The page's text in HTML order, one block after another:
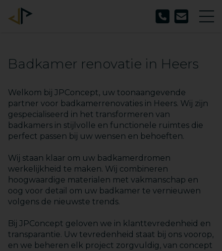
Badkamer renovatie in Heers
Welkom bij JPConcept, uw toonaangevende
partner voor badkamerrenovaties in Heers. Wij zijn
gespecialiseerd in het transformeren van
badkamers in stijlvolle en functionele ruimtes die
perfect passen bij uw wensen en behoeften.
Wij staan klaar om uw badkamerdromen
werkelijkheid te maken. Wij combineren
hoogwaardige materialen met vakmanschap en
oog voor detail om uw badkamer te vernieuwen
volgens de nieuwste trends.
Bij JPConcept geloven we in klanttevredenheid en
transparantie. Uw tevredenheid staat bij ons voorop,
en we beheren elk project zorgvuldig, van concept